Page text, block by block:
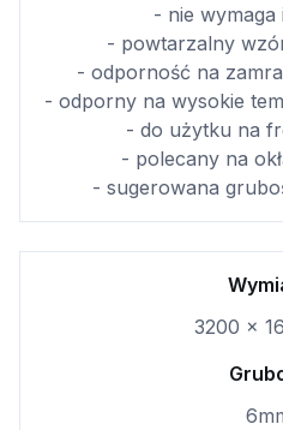
- nie wymaga
- powtarzalny
- odporność na
- odporny na wysokie
- do użytku na
- polecany na
- sugerowana
3200 x